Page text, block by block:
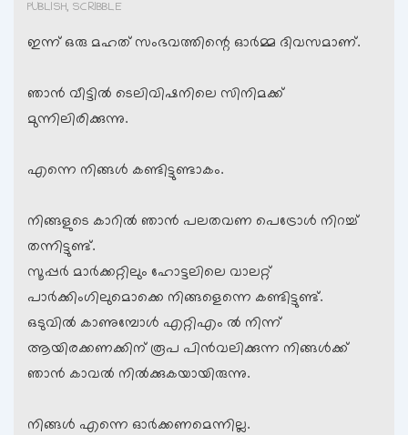
PUBLISH, SCRIBBLE
ഇന്ന് ഒരു മഹത് സംഭവത്തിന്റെ ഓര്‍മ്മ ദിവസമാണ്.
ഞാന്‍ വീട്ടില്‍ ടെലിവിഷനിലെ സിനിമക്ക്
മുന്നിലിരിക്കുന്നു.
എന്നെ നിങ്ങള്‍ കണ്ടിട്ടുണ്ടാകം.
നിങ്ങളുടെ കാറില്‍ ഞാന്‍ പലതവണ പെട്രോള്‍ നിറച്ച്
തന്നിട്ടുണ്ട്.
സൂപ്പര്‍ മാര്‍ക്കറ്റിലും ഹോട്ടലിലെ വാലറ്റ്
പാര്‍ക്കിംഗിലുമൊക്കെ നിങ്ങളെന്നെ കണ്ടിട്ടുണ്ട്.
ഒടുവില്‍ കാണുമ്പോള്‍ എറ്റിഎം ല്‍ നിന്ന്
ആയിരക്കണക്കിന് രൂപ പിന്‍വലിക്കുന്ന നിങ്ങള്‍ക്ക്
ഞാന്‍ കാവല്‍ നില്‍ക്കുകയായിരുന്നു.
നിങ്ങള്‍ എന്നെ ഓര്‍ക്കണമെന്നില്ല.